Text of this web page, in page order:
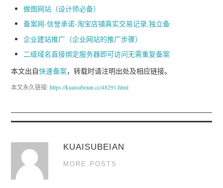
做图网站（设计师必备）
备案网-信誉承诺-淘宝店铺真实交易记录,独立备
企业建站推广（企业网站的推广步骤）
二级域名直接绑定服务器即可访问无需重复备案
本文出自快速备案，转载时请注明出处及相应链接。
本文永久链接:https://kuaisubeian.cc/48291.html
KUAISUBEIAN
MORE POSTS